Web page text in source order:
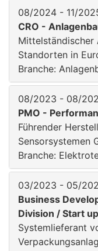
08/2024 - 11/
CRO -
Mittelständischer
Standorten in
Branche:
08/2023 - 08/
PMO -
Führender
Sensorsystemen
Branche:
03/2023 - 05/
Business
Division / Start
Systemlieferant